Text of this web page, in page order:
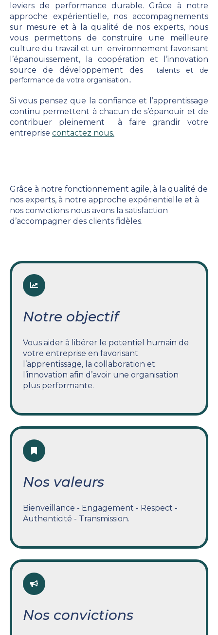
leviers de performance durable.Grâce à notre
approche expérientielle, nos accompagnements
sur mesure et à la qualité de nos experts, nous
vous permettons de construire une meilleure
culture du travail et un environnement favorisant
l’épanouissement, la coopération et l’innovation
source de développement des
talents et de
performance de votre organisation..
Si vous pensez que
la confiance et l’apprentissage
continu permettent à chacun de s’épanouir et de
contribuer pleinement à faire grandir votre
entreprise contactez nous.
Grâce à notre fonctionnement agile, à la qualité de
nos experts, à notre approche expérientielle et à
nos convictions nous avons la satisfaction
d’accompagner des clients fidèles.
Notre objectif
Vous aider à libérer le potentiel humain de
votre entreprise en favorisant
l’apprentissage, la collaboration et
l’innovation afin d’avoir une organisation
plus performante.
Nos valeurs
Bienveillance - Engagement - Respect -
Authenticité - Transmission.
Nos convictions